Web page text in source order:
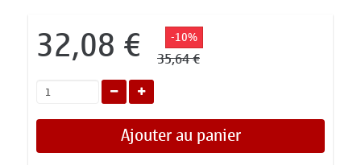
32,08 € -10%
35,64 €
Ajouter au panier